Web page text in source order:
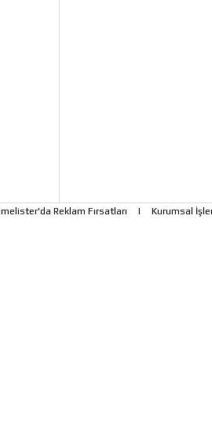
melister'da Reklam Fırsatları | Kurumsal